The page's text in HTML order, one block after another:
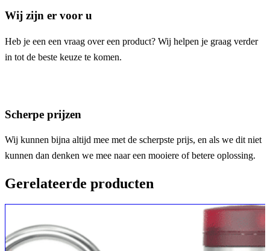
Wij zijn er voor u
Heb je een een vraag over een product? Wij helpen je graag verder
in tot de beste keuze te komen.
Scherpe prijzen
Wij kunnen bijna altijd mee met de scherpste prijs, en als we dit niet
kunnen dan denken we mee naar een mooiere of betere oplossing.
Gerelateerde producten